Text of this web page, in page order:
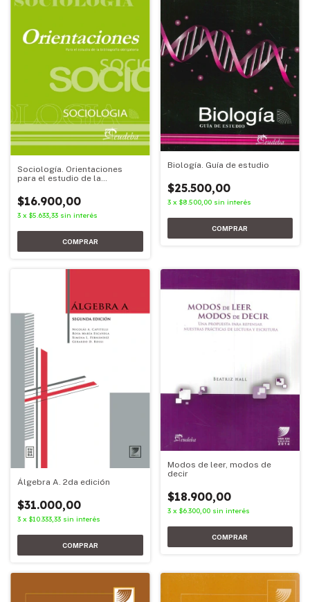
Sociología. Orientaciones
para el estudio de la
$16.900,00
3 x $5.633,33 sin interés
Biología. Guía de estudio
$25.500,00
3 x $8.500,00 sin interés
Álgebra A. 2da edición
$31.000,00
3 x $10.333,33 sin interés
Modos de leer, modos de
decir
$18.900,00
3 x $6.300,00 sin interés